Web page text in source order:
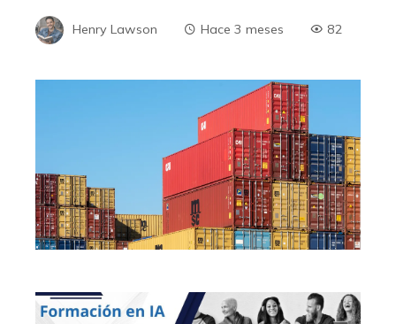
Henry Lawson Hace 3 meses 82